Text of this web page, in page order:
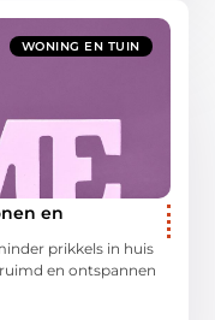
WONING EN TUIN
en
prikkels in huis
en ontspannen